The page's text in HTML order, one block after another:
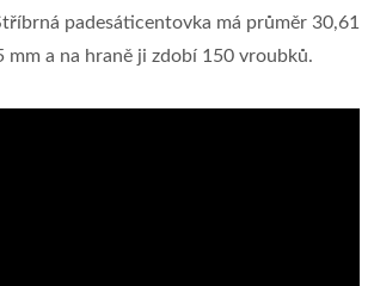
padesáticentovka má průměr 30,61
mm a na hraně ji zdobí 150 vroubků.